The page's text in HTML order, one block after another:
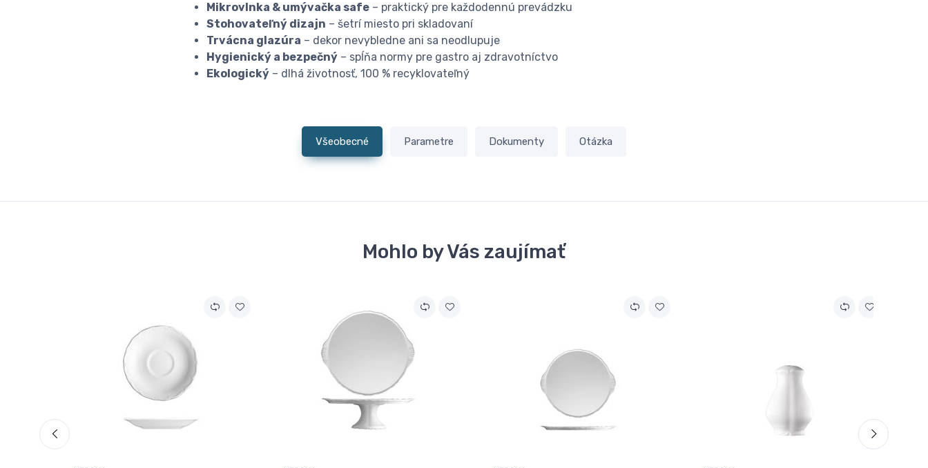
Mikrovlnka & umývačka safe – praktický pre každodennú prevádzku
Stohovateľný dizajn – šetrí miesto pri skladovaní
Trvácna glazúra – dekor nevybledne ani sa neodlupuje
Hygienický a bezpečný – spĺňa normy pre gastro aj zdravotníctvo
Ekologický – dlhá životnosť, 100 % recyklovateľný
Všeobecné Parametre Dokumenty Otázka
Mohlo by Vás zaujímať